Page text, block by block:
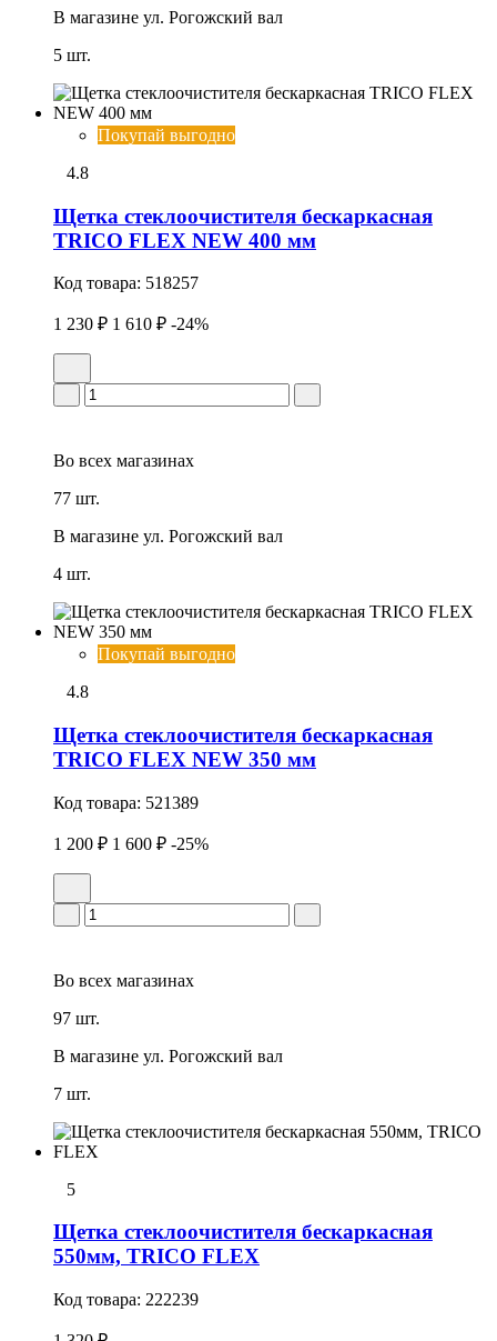
В магазине ул. Рогожский вал
5 шт.
Покупай выгодно
4.8
Щетка стеклоочистителя бескаркасная
TRICO FLEX NEW 400 мм
Код товара: 518257
1 230 ₽ 1 610 ₽ -24%
Во всех магазинах
77 шт.
В магазине ул. Рогожский вал
4 шт.
Покупай выгодно
4.8
Щетка стеклоочистителя бескаркасная
TRICO FLEX NEW 350 мм
Код товара: 521389
1 200 ₽ 1 600 ₽ -25%
Во всех магазинах
97 шт.
В магазине ул. Рогожский вал
7 шт.
5
Щетка стеклоочистителя бескаркасная
550мм, TRICO FLEX
Код товара: 222239